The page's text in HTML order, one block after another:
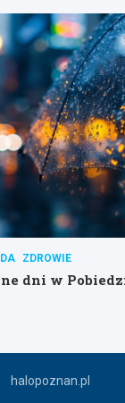
ZDROWIE
dni w
halopoznan.pl